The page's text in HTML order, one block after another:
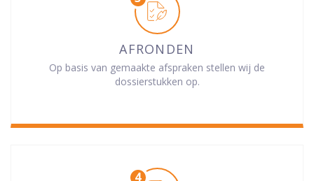
AFRONDEN
Op basis van gemaakte afspraken stellen wij de
dossierstukken op.